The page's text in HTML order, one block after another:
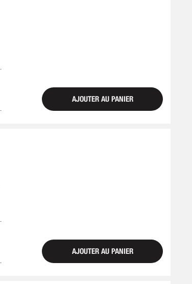
AJOUTER AU PANIER
AJOUTER AU PANIER